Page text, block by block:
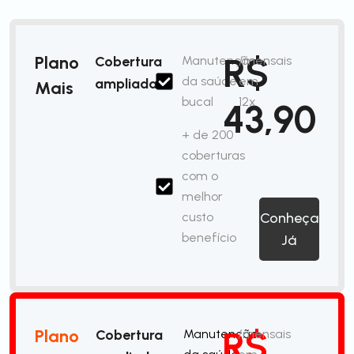
Plano
Mais
Cobertura
ampliada
Manutenção
da saúde
bucal
+ de 200
coberturas
com o
melhor
custo
benefício
R$
43,90
/mensais
em
12x
Conheça
Já
Plano
Cobertura
Manutenção/mensais